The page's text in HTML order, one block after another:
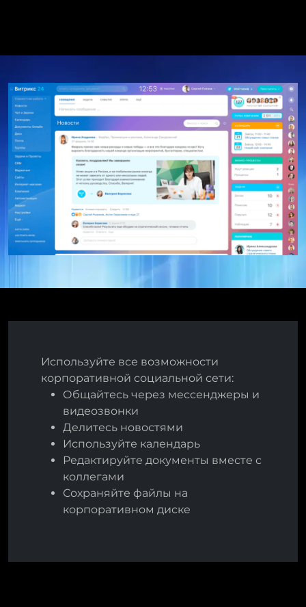
Используйте все возможности
корпоративной социальной сети:
Общайтесь через мессенджеры и
видеозвонки
Делитесь новостями
Используйте календарь
Редактируйте документы вместе с
коллегами
Сохраняйте файлы на
корпоративном диске